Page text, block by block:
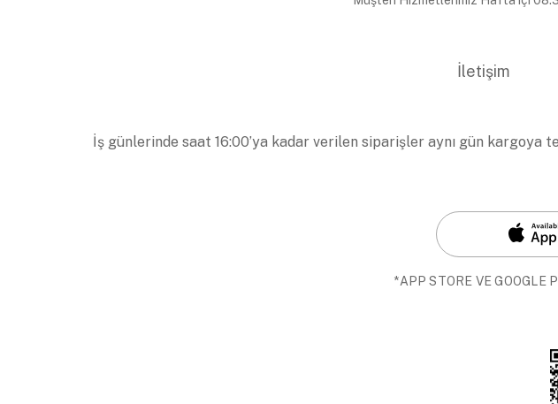
İletişim
İş günlerinde saat 16:00’ya kadar verilen siparişler aynı gün
*APP STORE VE GOOGLE